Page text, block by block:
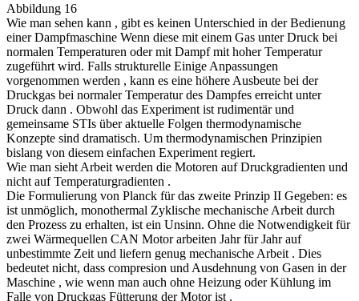
Abbildung 16
Wie man sehen kann , gibt es keinen Unterschied in der Bedienung
einer Dampfmaschine Wenn diese mit einem Gas unter Druck bei
normalen Temperaturen oder mit Dampf mit hoher Temperatur
zugeführt wird. Falls strukturelle Einige Anpassungen
vorgenommen werden , kann es eine höhere Ausbeute bei der
Druckgas bei normaler Temperatur des Dampfes erreicht unter
Druck dann . Obwohl das Experiment ist rudimentär und
gemeinsame STIs über aktuelle Folgen thermodynamische
Konzepte sind dramatisch. Um thermodynamischen Prinzipien
bislang von diesem einfachen Experiment regiert.
Wie man sieht Arbeit werden die Motoren auf Druckgradienten und
nicht auf Temperaturgradienten .
Die Formulierung von Planck für das zweite Prinzip II Gegeben: es
ist unmöglich, monothermal Zyklische mechanische Arbeit durch
den Prozess zu erhalten, ist ein Unsinn. Ohne die Notwendigkeit für
zwei Wärmequellen CAN Motor arbeiten Jahr für Jahr auf
unbestimmte Zeit und liefern genug mechanische Arbeit . Dies
bedeutet nicht, dass compresion und Ausdehnung von Gasen in der
Maschine , wie wenn man auch ohne Heizung oder Kühlung im
Falle von Druckgas Fütterung der Motor ist .